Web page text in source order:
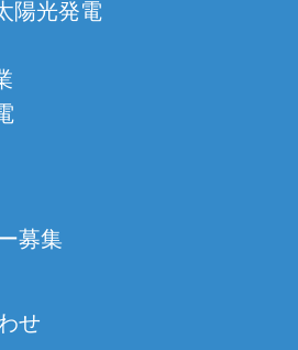
陽光発電
募集
せ